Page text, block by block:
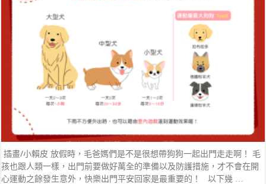
插畫/小賴皮 放假時，毛爸媽們是不是很想帶狗狗一起出門走走啊！ 毛
孩也跟人類一樣，出門前要做好萬全的準備以及防護措施，才不會在開
心運動之餘發生意外，快樂出門平安回家是最重要的！ 以下幾 …